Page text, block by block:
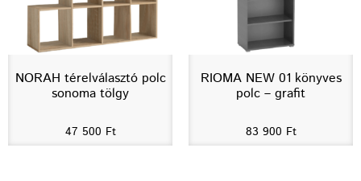
NORAH térelválasztó polc
sonoma tölgy
47 500 Ft
RIOMA NEW 01 könyves
polc – grafit
83 900 Ft